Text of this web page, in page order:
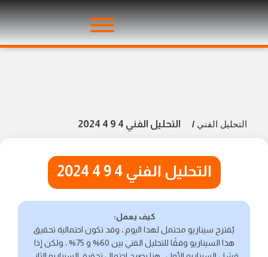
التحليل الفني / التحليل الفني 4 9 4 2024
التحليل الفني 4 9 4 2024
كيف يعمل:
يُقترح سيناريو محتمل لهذا اليوم ، وقد تكون احتمالية تحقيق
هذا السيناريو وفقًا للتحليل الفني بين 60% و 75% ، ولكن إذا